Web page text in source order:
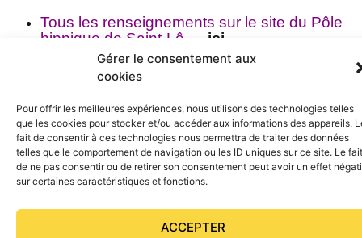
Gérer le consentement aux
cookies
Pour offrir les meilleures expériences, nous utilisons des technologies telles
que les cookies pour stocker et/ou accéder aux informations des appareils.
fait de consentir à ces technologies nous permettra de traiter des données
telles que le comportement de navigation ou les ID uniques sur ce site. Le fait
de ne pas consentir ou de retirer son consentement peut avoir un effet
sur certaines caractéristiques et fonctions.
ACCEPTER
Tous les renseignements sur le site du Pôle
hippique de Saint-Lô
→ ici
A lire : le reportage dePoney As
→ ici.
Et le compte rendu, sur notre site
PRÉCÉDENT
Calendrier des concours SHF 2019
SUIVANT